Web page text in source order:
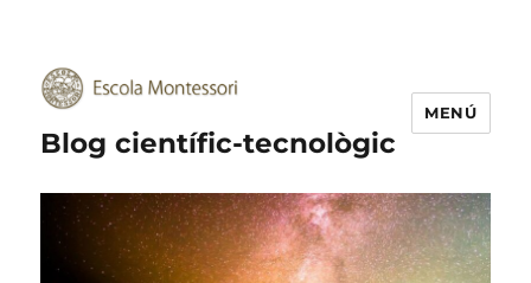
Blog científic-tecnològic
MENÚ